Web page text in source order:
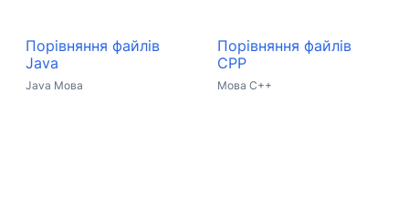
Порівняння файлів
Java
Java Мова
Порівняння файлів
CPP
Мова C++